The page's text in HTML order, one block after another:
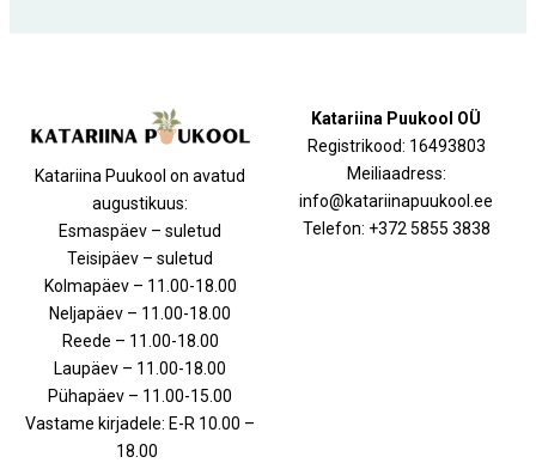
Katariina Puukool on avatud
augustikuus:
Esmaspäev – suletud
Teisipäev – suletud
Kolmapäev – 11.00-18.00
Neljapäev – 11.00-18.00
Reede – 11.00-18.00
Laupäev – 11.00-18.00
Pühapäev – 11.00-15.00
Vastame kirjadele: E-R 10.00 –
18.00
Katariina Puukool OÜ
Registrikood: 16493803
Meiliaadress:
info@katariinapuukool.ee
Telefon: +372 5855 3838